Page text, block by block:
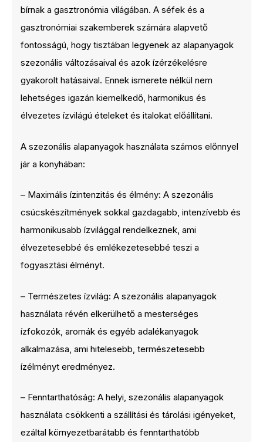
bírnak a gasztronómia világában. A séfek és a
gasztronómiai szakemberek számára alapvető
fontosságú, hogy tisztában legyenek az alapanyagok
szezonális változásaival és azok ízérzékelésre
gyakorolt hatásaival. Ennek ismerete nélkül nem
lehetséges igazán kiemelkedő, harmonikus és
élvezetes ízvilágú ételeket és italokat előállítani.
A szezonális alapanyagok használata számos előnnyel
jár a konyhában:
– Maximális ízintenzitás és élmény: A szezonális
csúcskészítmények sokkal gazdagabb, intenzívebb és
harmonikusabb ízvilággal rendelkeznek, ami
élvezetesebbé és emlékezetesebbé teszi a
fogyasztási élményt.
– Természetes ízvilág: A szezonális alapanyagok
használata révén elkerülhető a mesterséges
ízfokozók, aromák és egyéb adalékanyagok
alkalmazása, ami hitelesebb, természetesebb
ízélményt eredményez.
– Fenntarthatóság: A helyi, szezonális alapanyagok
használata csökkenti a szállítási és tárolási igényeket,
ezáltal környezetbarátabb és fenntarthatóbb